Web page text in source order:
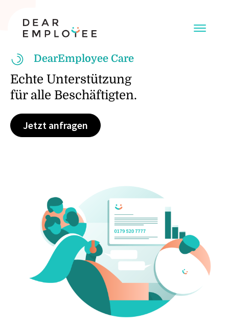
DearEmployee Care
Echte Unterstützung
für alle Beschäftigten.
Jetzt anfragen